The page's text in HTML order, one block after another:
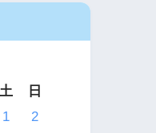
土
日
1
2